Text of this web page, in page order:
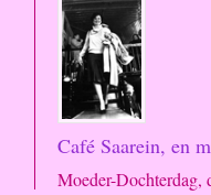
Café Saarein, en
Moeder-Dochterdag,